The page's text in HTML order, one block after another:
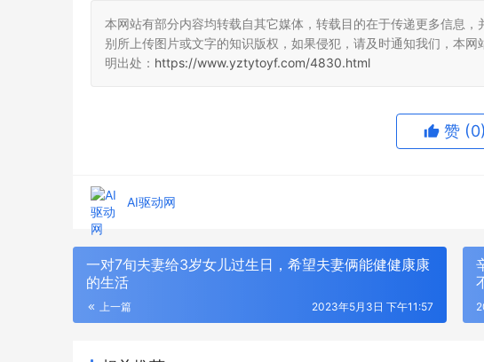
本网站有部分内容均转载自其它媒体，转载目的在于传递更多信息
别所上传图片或文字的知识版权，如果侵犯，请及时通知我们，本
明出处： https://www.yztytoyf.com/4830.html
赞 (0)
AI驱动网
一对7旬夫妻给3岁女儿过生日，希望夫妻俩能健健康康
的生活
上一篇 2023年5月3日 下午11:57